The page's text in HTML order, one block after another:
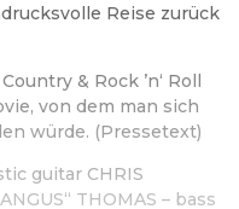
Reise zurück
& Rock ’n‘ Roll
von dem man sich
würde. (Pressetext)
guitar CHRIS
THOMAS – bass